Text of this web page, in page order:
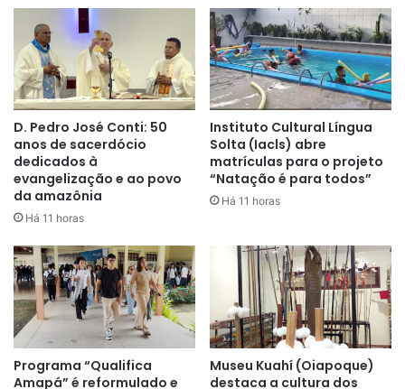
D. Pedro José Conti: 50
anos de sacerdócio
dedicados à
evangelização e ao povo
da amazônia
Há 11 horas
Instituto Cultural Língua
Solta (Iacls) abre
matrículas para o projeto
“Natação é para todos”
Há 11 horas
Programa “Qualifica
Amapá” é reformulado e
Museu Kuahí (Oiapoque)
destaca a cultura dos